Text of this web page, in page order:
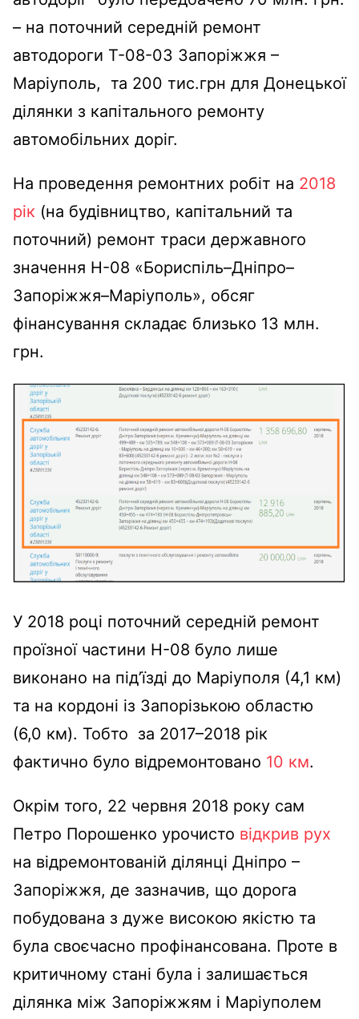
– на поточний середній ремонт
автодороги Т-08-03 Запоріжжя –
Маріуполь, та 200 тис.грн для Донецької
ділянки з капітального ремонту
автомобільних доріг.
На проведення ремонтних робіт на 2018
рік (на будівництво, капітальний та
поточний) ремонт траси державного
значення Н-08 «Бориспіль–Дніпро–
Запоріжжя–Маріуполь», обсяг
фінансування складає близько 13 млн.
грн.
У 2018 році поточний середній ремонт
проїзної частини Н-08 було лише
виконано на під’їзді до Маріуполя (4,1 км)
та на кордоні із Запорізькою областю
(6,0 км). Тобто за 2017–2018 рік
фактично було відремонтовано 10 км.
Окрім того, 22 червня 2018 року сам
Петро Порошенко урочисто відкрив рух
на відремонтованій ділянці Дніпро –
Запоріжжя, де зазначив, що дорога
побудована з дуже високою якістю та
була своєчасно профінансована. Проте в
критичному стані була і залишається
ділянка між Запоріжжям і Маріуполем